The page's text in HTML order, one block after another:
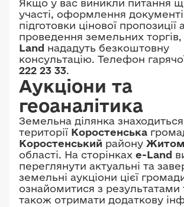
Якщо у вас виникли питання
участі, оформлення
підготовки цінової
проведення земельних торгів,
Land нададуть безкоштовну
консультацію. Телефон гарячої
222 23 33.
Аукціони та
геоаналітика
Земельна ділянка
території Коростенська
Коростенський району
області. На сторінках e-Land
переглянути актуальні та
земельні аукціони цієї
ознайомитися з результатами
також отримати додаткову